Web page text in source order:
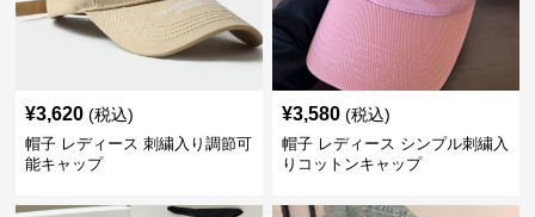
¥3,620 (税込)
帽子 レディース 刺繍入り調節可
能キャップ
¥3,580 (税込)
帽子 レディース シンプル刺繍入
りコットンキャップ